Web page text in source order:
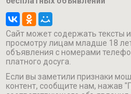
Cайт может содержать тексты
просмотру лицам младше 18
объявления с номерами
платного досуга.
Если вы заметили признаки
контент, сообщите нам, нажав